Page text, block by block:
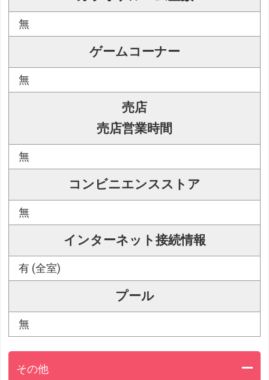
無
ゲームコーナー
無
売店
売店営業時間
無
コンビニエンスストア
無
インターネット接続情報
有 (全室)
プール
無
その他